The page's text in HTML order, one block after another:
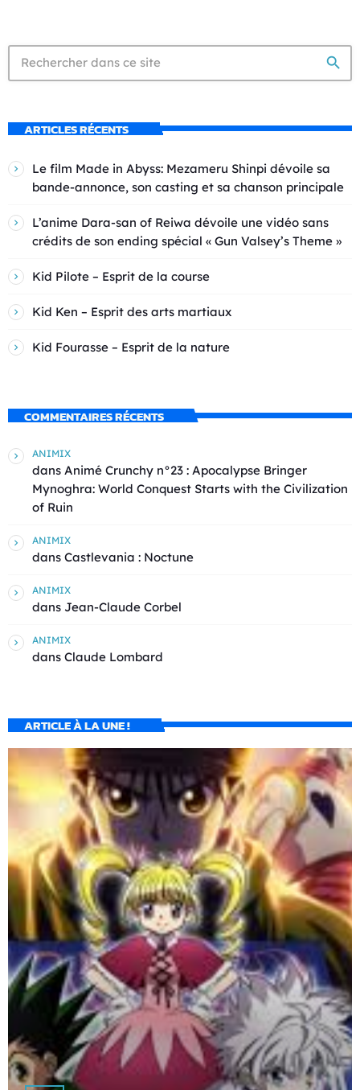
search
ARTICLES RÉCENTS
Le film Made in Abyss: Mezameru Shinpi dévoile sa
bande-annonce, son casting et sa chanson principale
L’anime Dara-san of Reiwa dévoile une vidéo sans
crédits de son ending spécial « Gun Valsey’s Theme »
Kid Pilote – Esprit de la course
Kid Ken – Esprit des arts martiaux
Kid Fourasse – Esprit de la nature
COMMENTAIRES RÉCENTS
ANIMIX
dans Animé Crunchy n°23 : Apocalypse Bringer
Mynoghra: World Conquest Starts with the Civilization
of Ruin
ANIMIX
dans Castlevania : Noctune
ANIMIX
dans Jean-Claude Corbel
ANIMIX
dans Claude Lombard
ARTICLE À LA UNE !